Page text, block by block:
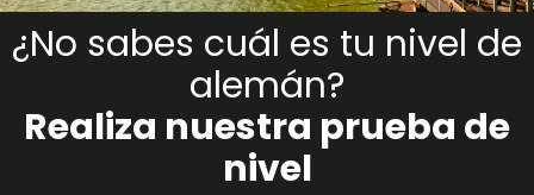
¿No sabes cuál es tu nivel de
alemán?
Realiza nuestra prueba de
nivel